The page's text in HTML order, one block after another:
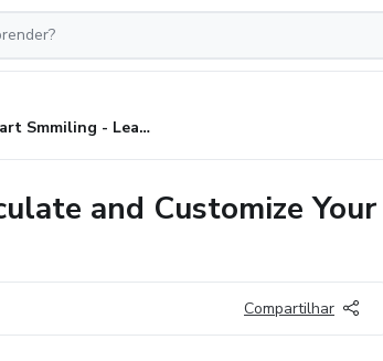
Smart Smmiling - Learn How to Calculate and Customize Your Diet to Achieve Your Goals.
and Customize Your
Compartilhar